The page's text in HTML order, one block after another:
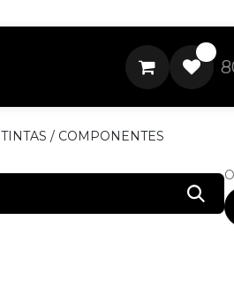
TINTAS / COMPONENTES